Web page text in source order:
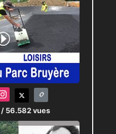
/ 56.582 vues